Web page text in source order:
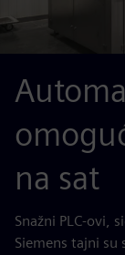
na sat
Snažni PLC-ovi,
Siemens tajni su